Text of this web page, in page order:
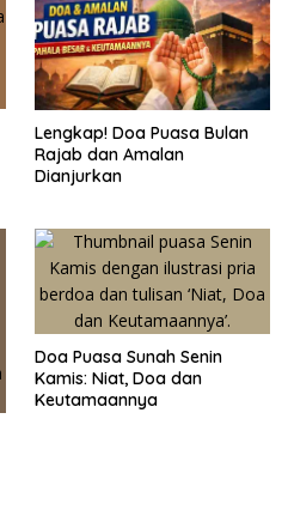
Lengkap! Doa Puasa Bulan
Rajab dan Amalan
Dianjurkan
Doa Puasa Sunah Senin
Kamis: Niat, Doa dan
Keutamaannya